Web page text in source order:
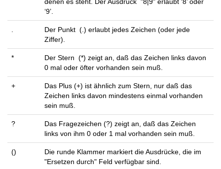
‘9’.
Der Punkt (.) erlaubt jedes Zeichen (oder jede
Ziffer).
*
Der Stern (*) zeigt an, daß das Zeichen links davon
0 mal oder öfter vorhanden sein muß.
+
Das Plus (+) ist ähnlich zum Stern, nur daß das
Zeichen links davon mindestens einmal vorhanden
sein muß.
?
Das Fragezeichen (?) zeigt an, daß das Zeichen
links von ihm 0 oder 1 mal vorhanden sein muß.
()
Die runde Klammer markiert die Ausdrücke, die im
"Ersetzen durch" Feld verfügbar sind.